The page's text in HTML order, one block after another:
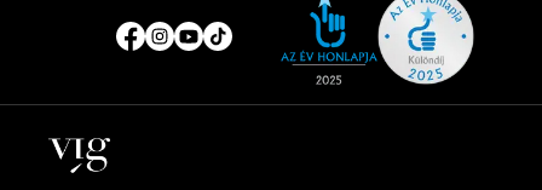
Social
media
pages
of
year
Locations